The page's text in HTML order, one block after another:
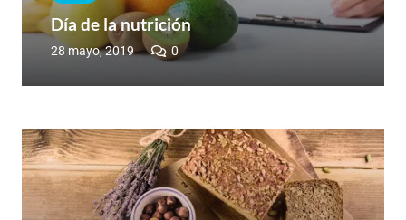
Día de la nutrición
28 mayo, 2019 0